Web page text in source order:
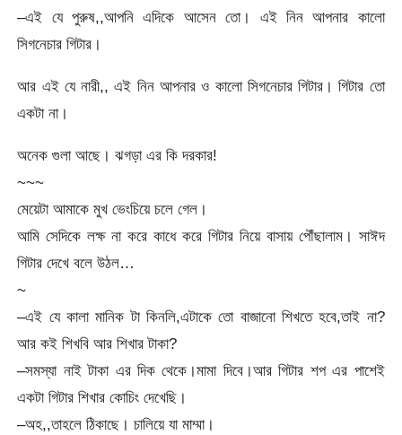
–এই যে পুরুষ,,আপনি এদিকে আসেন তো। এই নিন আপনার কালো
সিগনেচার গিটার।
আর এই যে নারী,, এই নিন আপনার ও কালো সিগনেচার গিটার। গিটার তো
একটা না।
অনেক গুলা আছে। ঝগড়া এর কি দরকার!
~~~
মেয়েটা আমাকে মুখ ভেংচিয়ে চলে গেল।
আমি সেদিকে লক্ষ না করে কাধে করে গিটার নিয়ে বাসায় পৌঁছালাম। সাঈদ
গিটার দেখে বলে উঠল…
~
–এই যে কালা মানিক টা কিনলি,এটাকে তো বাজানো শিখতে হবে,তাই না?
আর কই শিখবি আর শিখার টাকা?
–সমস্যা নাই টাকা এর দিক থেকে।মামা দিবে।আর গিটার শপ এর পাশেই
একটা গিটার শিখার কোচিং দেখেছি।
–অহ,,তাহলে ঠিকাছে। চালিয়ে যা মাম্মা।